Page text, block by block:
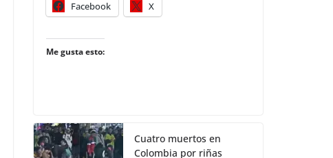
Facebook X
Me gusta esto:
Cuatro muertos en
Colombia por riñas